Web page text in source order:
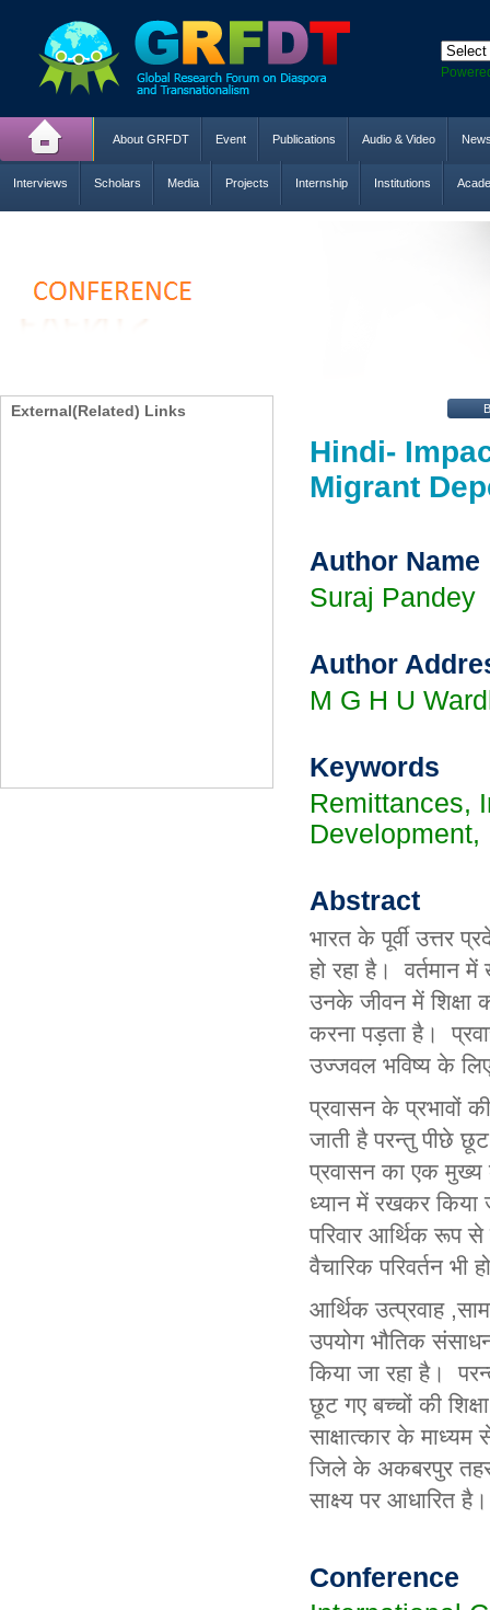
About GRFDT Event Publications Audio & Video
Interviews Scholars Media Projects Internship Institutions
External(Related) Links
Hindi-
Migrant
Author Name
Suraj Pandey
Author
M G H U
Keywords
Remittances,
Abstract
भारत के पूर्वी उत्तर
हो रहा है। वर्तमान
उनके जीवन में शिक्षा
करना पड़ता है।
उज्जवल भविष्य के
प्रवासन के प्रभावों
जाती है परन्तु पीछे
प्रवासन का एक मुख्य
ध्यान में रखकर किया
परिवार आर्थिक रूप से
वैचारिक परिवर्तन भी
आर्थिक उत्प्रवाह,
उपयोग भौतिक
किया जा रहा है।
छूट गए बच्चों की
साक्षात्कार के
जिले के अकबरपुर
साक्ष्य पर आधारित है।
Conference